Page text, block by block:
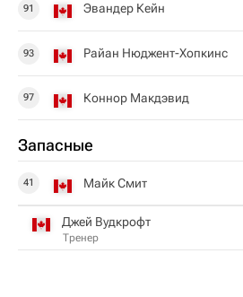
91 Эвандер Кейн
93 Райан Нюджент-Хопкинс
97 Коннор Макдэвид
Запасные
41 Майк Смит
Джей Вудкрофт
Тренер